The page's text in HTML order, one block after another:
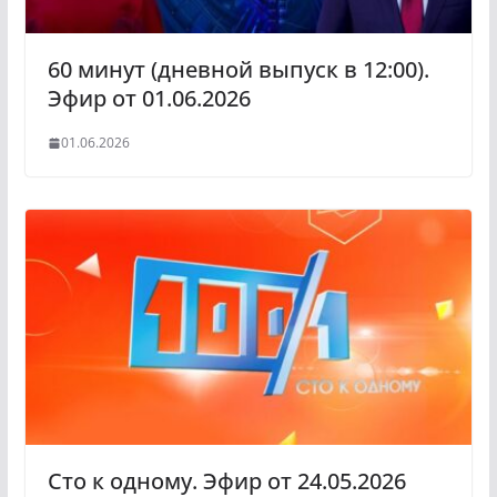
i
60 минут (дневной выпуск в 12:00).
Эфир от 01.06.2026
01.06.2026
Сто к одному. Эфир от 24.05.2026